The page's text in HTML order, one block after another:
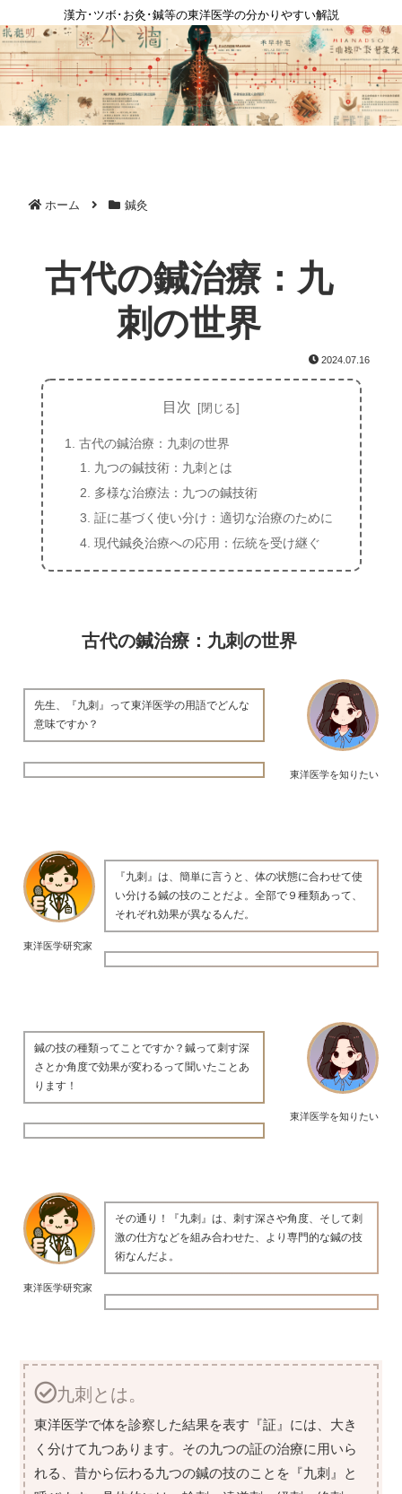
漢方･ツボ･お灸･鍼等の東洋医学の分かりやすい解説
ホーム 鍼灸
古代の鍼治療：九
刺の世界
2024.07.16
目次
古代の鍼治療：九刺の世界
九つの鍼技術：九刺とは
多様な治療法：九つの鍼技術
証に基づく使い分け：適切な治療のために
現代鍼灸治療への応用：伝統を受け継ぐ
古代の鍼治療：九刺の世界
東洋医学を知りたい
先生、『九刺』って東洋医学の用語でどんな
意味ですか？
東洋医学研究家
『九刺』は、簡単に言うと、体の状態に合わせて使
い分ける鍼の技のことだよ。全部で９種類あって、
それぞれ効果が異なるんだ。
東洋医学を知りたい
鍼の技の種類ってことですか？鍼って刺す深
さとか角度で効果が変わるって聞いたことあ
ります！
東洋医学研究家
その通り！『九刺』は、刺す深さや角度、そして刺
激の仕方などを組み合わせた、より専門的な鍼の技
術なんだよ。
九刺とは。
東洋医学で体を診察した結果を表す『証』には、大き
く分けて九つあります。その九つの証の治療に用いら
れる、昔から伝わる九つの鍼の技のことを『九刺』と